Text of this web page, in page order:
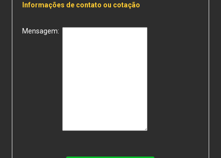
Informações de contato ou cotação
Mensagem: